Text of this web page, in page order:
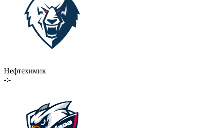
Нефтехимик
-:-